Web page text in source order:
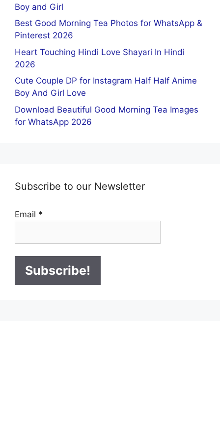
Boy and Girl
Best Good Morning Tea Photos for WhatsApp &
Pinterest 2026
Heart Touching Hindi Love Shayari In Hindi
2026
Cute Couple DP for Instagram Half Half Anime
Boy And Girl Love
Download Beautiful Good Morning Tea Images
for WhatsApp 2026
Subscribe to our Newsletter
Email *